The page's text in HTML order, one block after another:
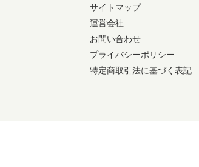
サイトマップ
運営会社
お問い合わせ
プライバシーポリシー
特定商取引法に基づく表記